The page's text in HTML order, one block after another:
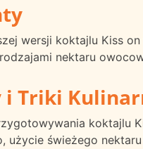
wersji koktajlu Kiss
nektaru
i Triki
koktajlu
użycie świeżego